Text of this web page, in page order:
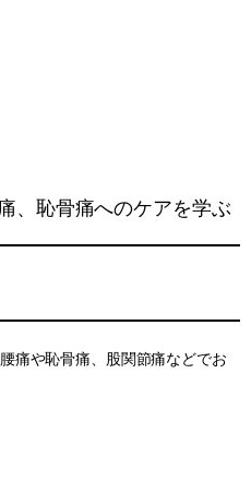
、恥骨痛へのケアを学ぶ
痛や恥骨痛、股関節痛などでお